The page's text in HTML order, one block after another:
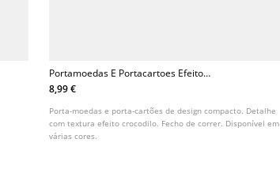
Portamoedas E Portacartoes Efeito
Crocodilo
8,99 €
Porta-moedas e porta-cartões de design compacto. Detalhe
com textura efeito crocodilo. Fecho de correr. Disponível em
várias cores.